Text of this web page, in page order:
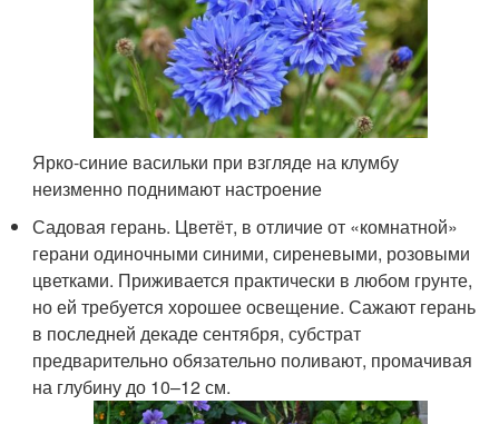
Ярко-синие васильки при взгляде на клумбу
неизменно поднимают настроение
Садовая герань. Цветёт, в отличие от «комнатной»
герани одиночными синими, сиреневыми, розовыми
цветками. Приживается практически в любом грунте,
но ей требуется хорошее освещение. Сажают герань
в последней декаде сентября, субстрат
предварительно обязательно поливают, промачивая
на глубину до 10–12 см.